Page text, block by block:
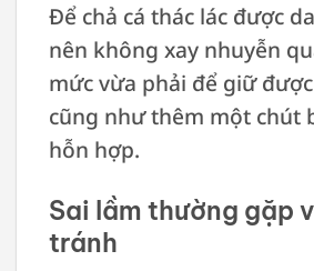
Để chả cá thác lác được
nên không xay nhuyễn
mức vừa phải để giữ
cũng như thêm một chút
hỗn hợp.
Sai lầm thường gặp
tránh